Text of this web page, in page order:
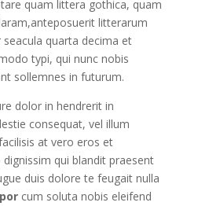
quam littera gothica, quam
litterarum
quarta decima et
typi, qui nunc nobis
sollemnes in futurum.
dolor in hendrerit in
consequat, vel illum
at vero eros et
qui blandit praesent
duis dolore te feugait nulla
cum soluta nobis eleifend